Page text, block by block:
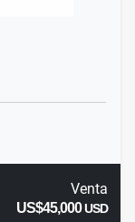
Venta
US$45,000USD